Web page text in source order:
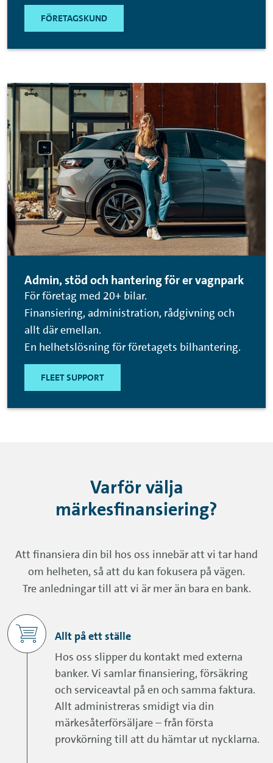
FÖRETAGSKUND
Admin, stöd och hantering för er vagnpark
För företag med 20+ bilar.
Finansiering, administration, rådgivning och
allt där emellan.
En helhetslösning för företagets bilhantering.
FLEET SUPPORT
Varför välja
märkesfinansiering?
Att finansiera din bil hos oss innebär att vi tar hand
om helheten, så att du kan fokusera på vägen.
Tre anledningar till att vi är mer än bara en bank.
Allt på ett ställe
Hos oss slipper du kontakt med externa
banker. Vi samlar finansiering, försäkring
och serviceavtal på en och samma faktura.
Allt administreras smidigt via din
märkesåterförsäljare – från första
provkörning till att du hämtar ut nycklarna.